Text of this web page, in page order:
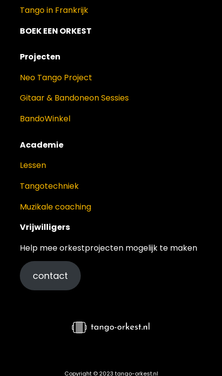
Tango in Frankrijk
BOEK EEN ORKEST
Projecten
Neo Tango Project
Gitaar & Bandoneon Sessies
BandoWinkel
Academie
Lessen
Tangotechniek
Muzikale coaching
Vrijwilligers
Help mee orkestprojecten mogelijk te maken
contact
Copyright © 2023 tango-orkest.nl